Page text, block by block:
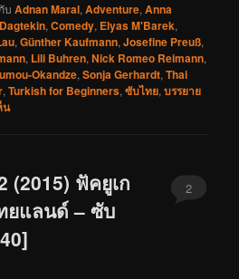
บ Adnan Maral,Adventure,Anna
,Comedy, Elyas M'Barek,
,Günther Kaufmann,Josefine Preuß,
, Lili Buhren,Nick Romeo Reimann,
Okandze,Sonja Gerhardt,Thai
,Turkish for Beginners,ซับไทย,บรรยาย
น
(2015) ฟัคยูเก
ยแลนด์ – ซับ
2